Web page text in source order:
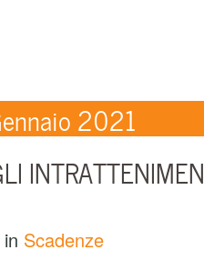
2021
in Scadenze